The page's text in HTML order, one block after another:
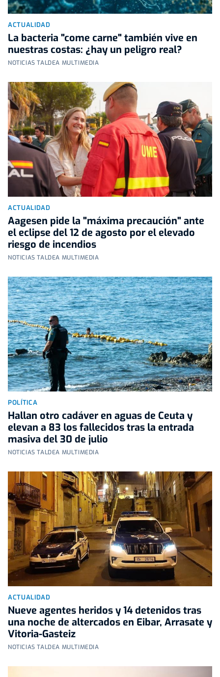
ACTUALIDAD
La bacteria "come carne" también vive en
nuestras costas: ¿hay un peligro real?
NOTICIAS TALDEA MULTIMEDIA
ACTUALIDAD
Aagesen pide la "máxima precaución" ante
el eclipse del 12 de agosto por el elevado
riesgo de incendios
NOTICIAS TALDEA MULTIMEDIA
POLÍTICA
Hallan otro cadáver en aguas de Ceuta y
elevan a 83 los fallecidos tras la entrada
masiva del 30 de julio
NOTICIAS TALDEA MULTIMEDIA
ACTUALIDAD
Nueve agentes heridos y 14 detenidos tras
una noche de altercados en Eibar, Arrasate y
Vitoria-Gasteiz
NOTICIAS TALDEA MULTIMEDIA